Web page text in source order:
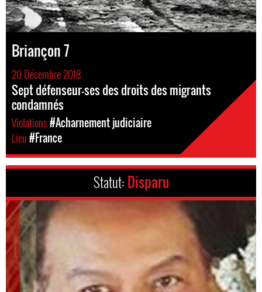
Briançon 7
20 Décembre 2018
Sept défenseur-ses des droits des migrants
condamnés
Violations#Acharnement judiciaire
Lieu#France
Statut: Disparu